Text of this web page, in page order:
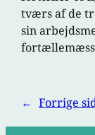
tværs af de
sin
← Forrige